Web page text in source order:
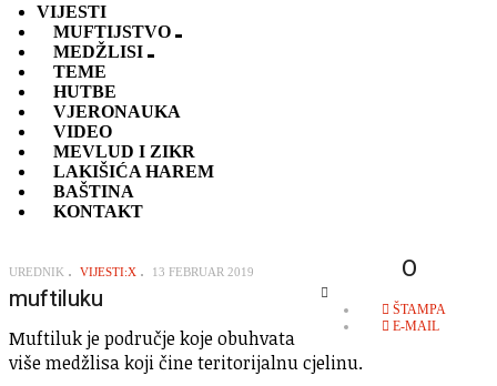
VIJESTI
MUFTIJSTVO
MEDŽLISI
TEME
HUTBE
VJERONAUKA
VIDEO
MEVLUD I ZIKR
LAKIŠIĆA HAREM
BAŠTINA
KONTAKT
UREDNIK VIJESTI:X 13 FEBRUAR 2019
ŠTAMPA
E-MAIL
O
muftiluku
Muftiluk je područje koje obuhvata
više medžlisa koji čine teritorijalnu cjelinu.